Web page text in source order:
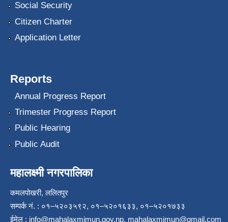
Social Security
Citizen Charter
Application Letter
Reports
Annual Progress Report
Trimester Progress Report
Public Hearing
Public Audit
महालक्ष्मी नगरपालिका
कमलपोखरी, ललितपुर
सम्पर्क नं. : ०१–५२०३५९२, ०१–५२०१६३३, ०१–५२०१७३३
ईमेल : info@mahalaxmimun.gov.np, mahalaxmimun@gmail.com